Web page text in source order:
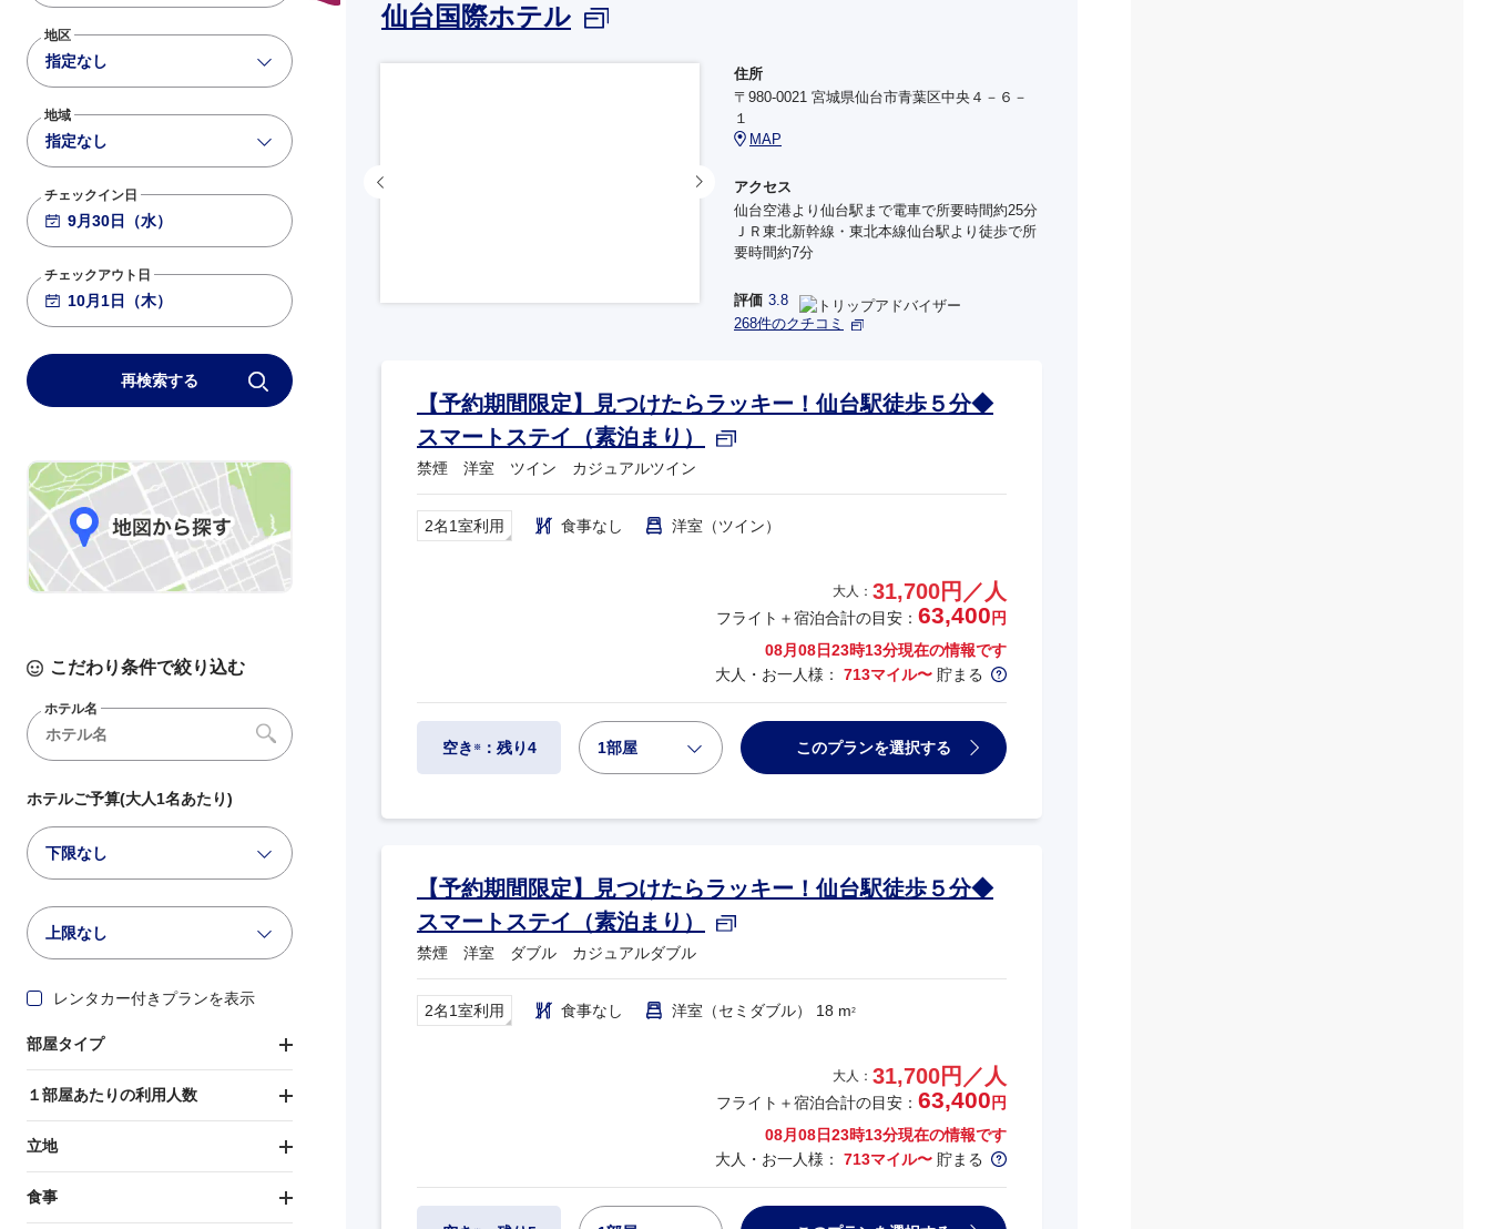
地区
指定なし
地域
指定なし
チェックイン日
チェックアウト日
再検索する
こだわり条件で絞り込む
ホテル名
ホテルご予算(大人1名あたり)
下限なし
上限なし
レンタカー付きプランを表示
部屋タイプ
１部屋あたりの利用人数
立地
食事
仙台国際ホテル
住所
〒980-0021 宮城県仙台市青葉区中央４－６－
１
MAP
アクセス
仙台空港より仙台駅まで電車で所要時間約25分
ＪＲ東北新幹線・東北本線仙台駅より徒歩で所
要時間約7分
評価 3.8
268件のクチコミ
【予約期間限定】見つけたらラッキー！仙台駅徒歩５分◆
スマートステイ（素泊まり）
禁煙 洋室 ツイン カジュアルツイン
2名1室利用 食事なし 洋室（ツイン）
大人： 31,700円／人
フライト＋宿泊合計の目安： 63,400 円
08月08日23時13分現在の情報です
大人・お一人様： 713マイル〜 貯まる
空き ※：残り4 1部屋 このプランを選択する
【予約期間限定】見つけたらラッキー！仙台駅徒歩５分◆
スマートステイ（素泊まり）
禁煙 洋室 ダブル カジュアルダブル
2名1室利用 食事なし 洋室（セミダブル） 18 m2
大人： 31,700円／人
フライト＋宿泊合計の目安： 63,400 円
08月08日23時13分現在の情報です
大人・お一人様： 713マイル〜 貯まる